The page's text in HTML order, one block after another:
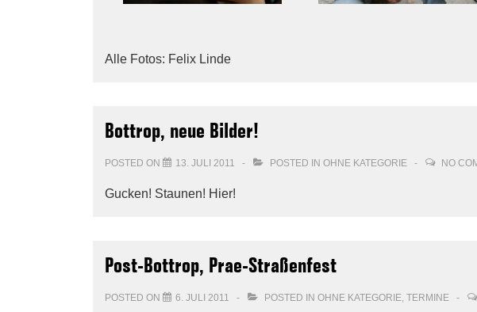
Alle Fotos: Felix Linde
Bottrop, neue Bilder!
POSTED ON 13. JULI 2011 POSTED IN OHNE KATEGORIE NO
Gucken! Staunen! Hier!
Post-Bottrop, Prae-Straßenfest
POSTED ON 6. JULI 2011 POSTED IN OHNE KATEGORIE, TERMINE